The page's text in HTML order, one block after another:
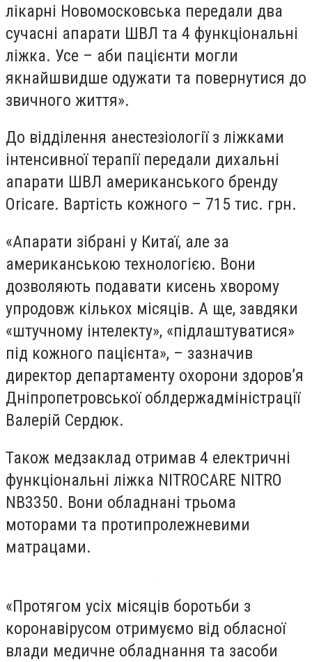
лікарні Новомосковська передали два
сучасні апарати ШВЛ та 4 функціональні
ліжка. Усе – аби пацієнти могли
якнайшвидше одужати та повернутися до
звичного життя».
До відділення анестезіології з ліжками
інтенсивної терапії передали дихальні
апарати ШВЛ американського бренду
Oricare. Вартість кожного – 715 тис. грн.
«Апарати зібрані у Китаї, але за
американською технологією. Вони
дозволяють подавати кисень хворому
упродовж кількох місяців. А ще, завдяки
«штучному інтелекту», «підлаштуватися»
під кожного пацієнта», – зазначив
директор департаменту охорони здоров’я
Дніпропетровської облдержадміністрації
Валерій Сердюк.
Також медзаклад отримав 4 електричні
функціональні ліжка NITROCARE NITRO
NB3350. Вони обладнані трьома
моторами та протипролежневими
матрацами.
«Протягом усіх місяців боротьби з
коронавірусом отримуємо від обласної
влади медичне обладнання та засоби